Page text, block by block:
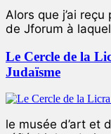
Alors que j’ai
de Jforum à
Le Cercle de la
Judaïsme
le musée d’art et